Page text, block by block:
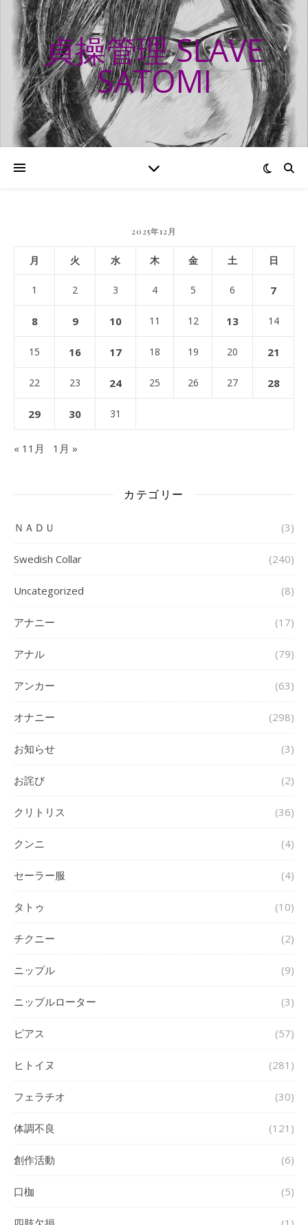
貞操管理 SLAVE
SATOMI
2025年12月
月 火 水 木 金 土 日
1 2 3 4 5 6 7
8 9 10 11 12 13 14
15 16 17 18 19 20 21
22 23 24 25 26 27 28
29 30 31
« 11月 1月 »
カテゴリー
ＮＡＤＵ (3)
Swedish Collar (240)
Uncategorized (8)
アナニー (17)
アナル (79)
アンカー (63)
オナニー (298)
お知らせ (3)
お詫び (2)
クリトリス (36)
クンニ (4)
セーラー服 (4)
タトゥ (10)
チクニー (2)
ニップル (9)
ニップルローター (3)
ピアス (57)
ヒトイヌ (281)
フェラチオ (30)
体調不良 (121)
創作活動 (6)
口枷 (5)